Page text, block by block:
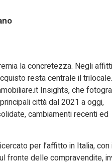
la concretezza. Negli affitti
resta centrale il
Insights, che
città dal 2021 a oggi,
cambiamenti recenti ed
per l’affitto in Italia,
fronte delle compravendite,